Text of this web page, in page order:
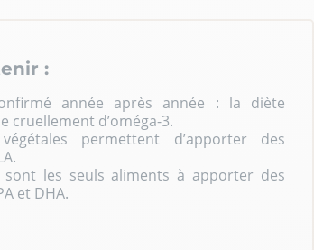
:
année après année : la diète
cruellement d’oméga-3.
permettent d’apporter des
sont les seuls aliments à apporter des
et DHA.